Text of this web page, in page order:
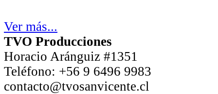
Ver más...
TVO Producciones
Horacio Aránguiz #1351
Teléfono: +56 9 6496 9983
contacto@tvosanvicente.cl